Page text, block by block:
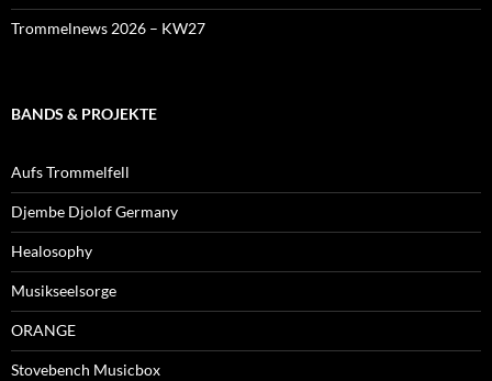
Trommelnews 2026 – KW27
BANDS & PROJEKTE
Aufs Trommelfell
Djembe Djolof Germany
Healosophy
Musikseelsorge
ORANGE
Stovebench Musicbox